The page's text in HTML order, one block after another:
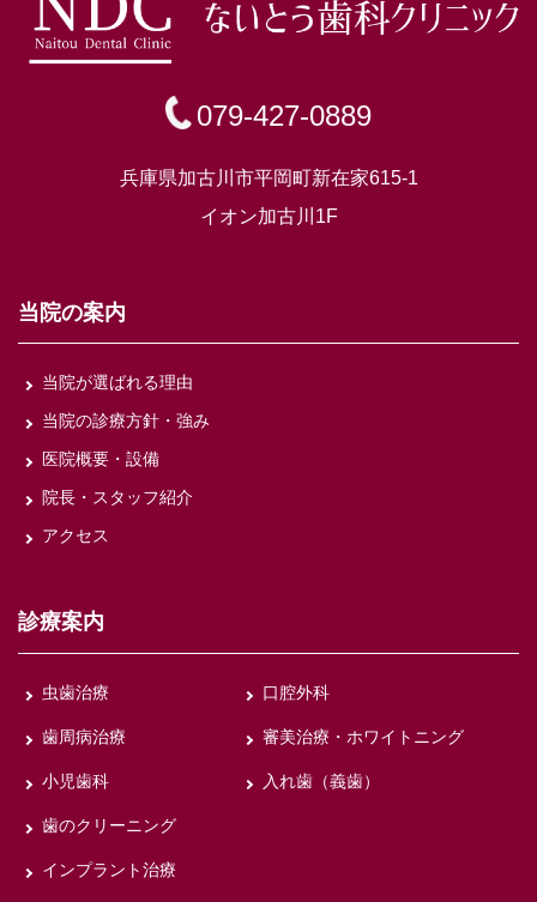
079-427-0889
兵庫県加古川市平岡町新在家615-1
イオン加古川1F
当院の案内
当院が選ばれる理由
当院の診療方針・強み
医院概要・設備
院長・スタッフ紹介
アクセス
診療案内
虫歯治療
歯周病治療
小児歯科
歯のクリーニング
インプラント治療
口腔外科
審美治療・ホワイトニング
入れ歯（義歯）